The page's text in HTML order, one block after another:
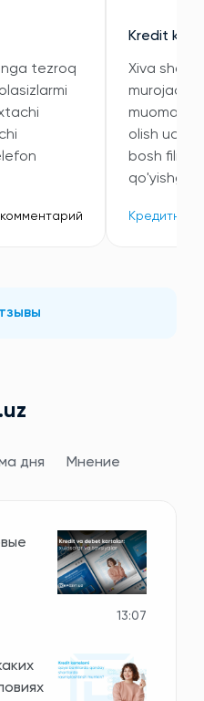
tezroq
Kredit
Xiva
murojaat
muomala
olish
bosh filial
Кредитные
дня Мнение
13:07